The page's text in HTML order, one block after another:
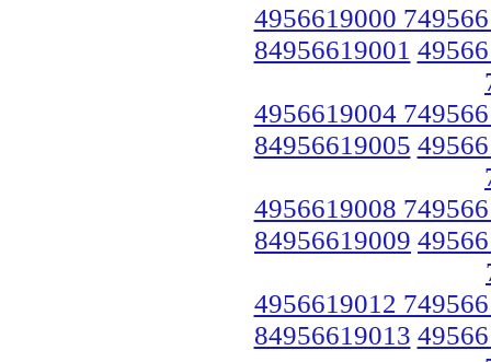
4956619000
84956619001
4956619004
84956619005
4956619008
84956619009
4956619012
84956619013